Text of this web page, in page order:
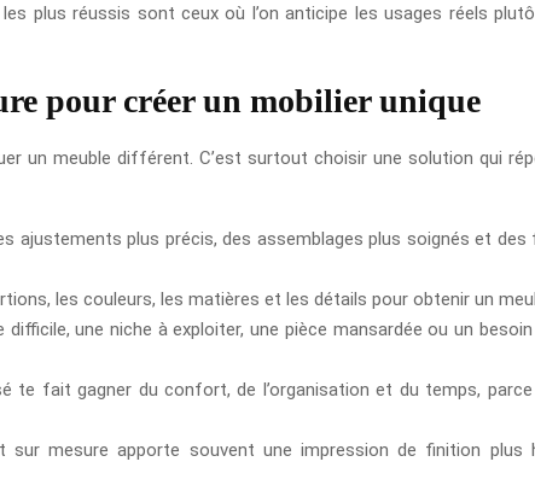
plus réussis sont ceux où l’on anticipe les usages réels
pour créer un mobilier unique
un meuble différent. C’est surtout choisir une solution qui
ajustements plus précis, des assemblages plus soignés et
les couleurs, les matières et les détails pour obtenir un
difficile, une niche à exploiter, une pièce mansardée ou un
te fait gagner du confort, de l’organisation et du temps,
sur mesure apporte souvent une impression de finition